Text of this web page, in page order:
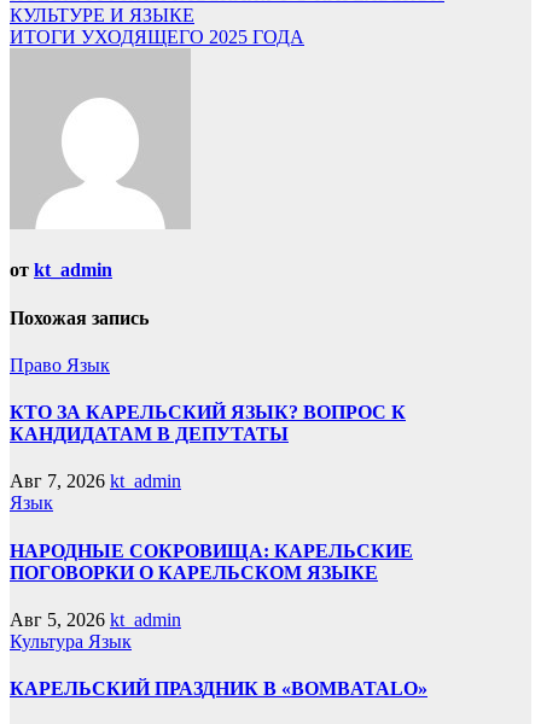
КУЛЬТУРЕ И ЯЗЫКЕ
ИТОГИ УХОДЯЩЕГО 2025 ГОДА
от kt_admin
Похожая запись
Право Язык
КТО ЗА КАРЕЛЬСКИЙ ЯЗЫК? ВОПРОС К
КАНДИДАТАМ В ДЕПУТАТЫ
Авг 7, 2026 kt_admin
Язык
НАРОДНЫЕ СОКРОВИЩА: КАРЕЛЬСКИЕ
ПОГОВОРКИ О КАРЕЛЬСКОМ ЯЗЫКЕ
Авг 5, 2026 kt_admin
Культура Язык
КАРЕЛЬСКИЙ ПРАЗДНИК В «BOMBATALO»